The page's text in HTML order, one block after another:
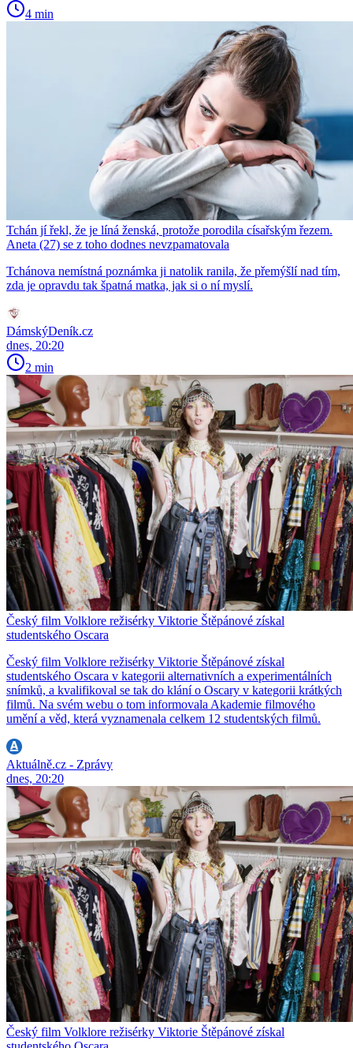
4 min
Tchán jí řekl, že je líná ženská, protože porodila císařským řezem.
Aneta (27) se z toho dodnes nevzpamatovala
Tchánova nemístná poznámka ji natolik ranila, že přemýšlí nad tím,
zda je opravdu tak špatná matka, jak si o ní myslí.
DámskýDeník.cz
dnes, 20:20
2 min
Český film Volklore režisérky Viktorie Štěpánové získal
studentského Oscara
Český film Volklore režisérky Viktorie Štěpánové získal
studentského Oscara v kategorii alternativních a experimentálních
snímků, a kvalifikoval se tak do klání o Oscary v kategorii krátkých
filmů. Na svém webu o tom informovala Akademie filmového
umění a věd, která vyznamenala celkem 12 studentských filmů.
Aktuálně.cz - Zprávy
dnes, 20:20
Český film Volklore režisérky Viktorie Štěpánové získal